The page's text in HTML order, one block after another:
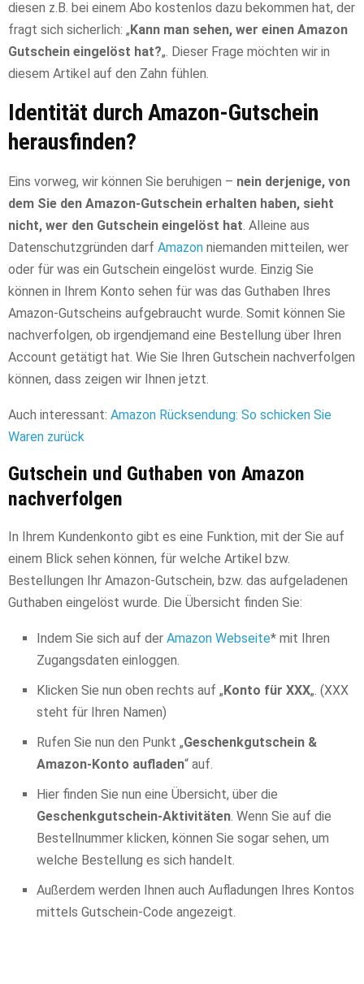
diesen z.B. bei einem Abo kostenlos dazu bekommen hat, der
fragt sich sicherlich: „Kann man sehen, wer einen Amazon
Gutschein eingelöst hat?„. Dieser Frage möchten wir in
diesem Artikel auf den Zahn fühlen.
Identität durch Amazon-Gutschein
herausfinden?
Eins vorweg, wir können Sie beruhigen – nein derjenige, von
dem Sie den Amazon-Gutschein erhalten haben, sieht
nicht, wer den Gutschein eingelöst hat . Alleine aus
Datenschutzgründen darf Amazon niemanden mitteilen, wer
oder für was ein Gutschein eingelöst wurde. Einzig Sie
können in Ihrem Konto sehen für was das Guthaben Ihres
Amazon-Gutscheins aufgebraucht wurde. Somit können Sie
nachverfolgen, ob irgendjemand eine Bestellung über Ihren
Account getätigt hat. Wie Sie Ihren Gutschein nachverfolgen
können, dass zeigen wir Ihnen jetzt.
Auch interessant: Amazon Rücksendung: So schicken Sie
Waren zurück
Gutschein und Guthaben von Amazon
nachverfolgen
In Ihrem Kundenkonto gibt es eine Funktion, mit der Sie auf
einem Blick sehen können, für welche Artikel bzw.
Bestellungen Ihr Amazon-Gutschein, bzw. das aufgeladenen
Guthaben eingelöst wurde. Die Übersicht finden Sie:
Indem Sie sich auf der Amazon Webseite* mit Ihren
Zugangsdaten einloggen.
Klicken Sie nun oben rechts auf „Konto für XXX„. (XXX
steht für Ihren Namen)
Rufen Sie nun den Punkt „Geschenkgutschein &
Amazon-Konto aufladen“ auf.
Hier finden Sie nun eine Übersicht, über die
Geschenkgutschein-Aktivitäten . Wenn Sie auf die
Bestellnummer klicken, können Sie sogar sehen, um
welche Bestellung es sich handelt.
Außerdem werden Ihnen auch Aufladungen Ihres Kontos
mittels Gutschein-Code angezeigt.